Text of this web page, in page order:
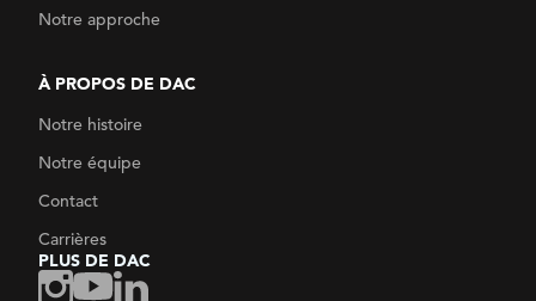
Notre approche
À PROPOS DE DAC
Notre histoire
Notre équipe
Contact
Carrières
PLUS DE DAC